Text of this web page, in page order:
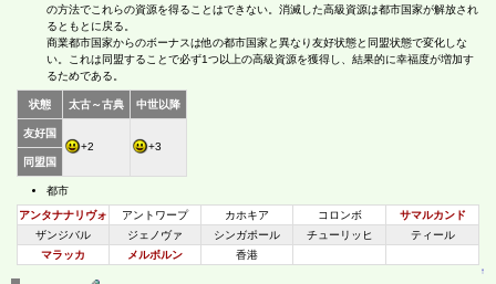
の方法でこれらの資源を得ることはできない。消滅した高級資源は都市国家が解放され
るともとに戻る。
商業都市国家からのボーナスは他の都市国家と異なり友好状態と同盟状態で変化しな
い。これは同盟することで必ず1つ以上の高級資源を獲得し、結果的に幸福度が増加す
るためである。
状態 太古～古典 中世以降
友好国
+2
+3
同盟国
都市
アンタナナリヴォ
アントワープ カホキア コロンボ
サマルカンド
ザンジバル
ジェノヴァ シンガポール チューリッヒ
ティール
マラッカ
メルボルン 香港
↑